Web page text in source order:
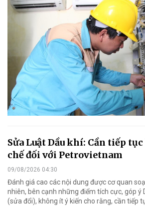
Sửa Luật Dầu khí: Cần tiếp
chế đối với Petrovietnam
09/08/2026 04:30
Đánh giá cao các nội dung được cơ quan
nhiên, bên cạnh những điểm tích cực, góp ý
(sửa đổi), không ít ý kiến cho rằng, cần tiếp